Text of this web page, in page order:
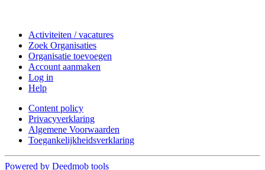
Activiteiten / vacatures
Zoek Organisaties
Organisatie toevoegen
Account aanmaken
Log in
Help
Content policy
Privacyverklaring
Algemene Voorwaarden
Toegankelijkheidsverklaring
Powered by Deedmob tools